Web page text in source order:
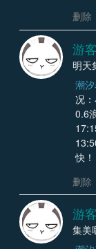
删除
游
明天
潮
况
0.6
快！
删除
游
集美